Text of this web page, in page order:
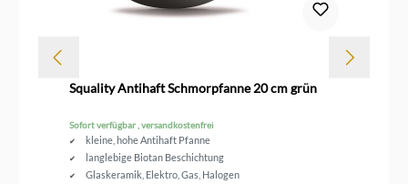
Squality Antihaft Schmorpfanne 20 cm grün
Sofort verfügbar , versandkostenfrei
kleine, hohe Antihaft Pfanne
langlebige Biotan Beschichtung
Glaskeramik, Elektro, Gas, Halogen